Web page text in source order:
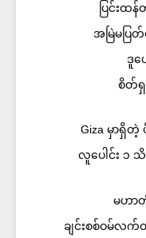
ပြင်းထ
အမြဲမပ
ဒူပ
စိတ်
Giza မှာရှိ
လူပေါင်း ၁
မဟာ
ချင်းစစ်ဝမ်လ